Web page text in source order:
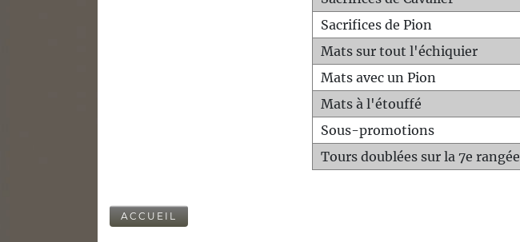
Sacrifices de Pion
Mats sur tout l'échiquier
Mats avec un Pion
Mats à l'étouffé
Sous-promotions
Tours doublées sur la 7e rangée
ACCUEIL